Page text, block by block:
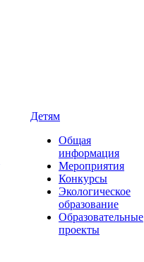
Детям
Общая
информация
Мероприятия
Конкурсы
Экологическое
образование
Образовательные
проекты